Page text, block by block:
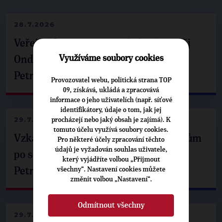
28.7.2026
Veřejné finance, euro i školství. Matěj
Ondřej Havel jednal s prezidentem
Petrem Pavlem
29.7.2026
Vzkaz Matěje Ondřeje Havla příznivcům
po setkání s prezidentem republiky
Petrem Pavlem
29.7.2026
Využíváme soubory cookies
Provozovatel webu, politická strana TOP
09, získává, ukládá a zpracovává
informace o jeho uživatelích (např. síťové
identifikátory, údaje o tom, jak jej
procházejí nebo jaký obsah je zajímá). K
tomuto účelu využívá soubory cookies.
Pro některé účely zpracování těchto
údajů je vyžadován souhlas uživatele,
který vyjádříte volbou „Přijmout
všechny“. Nastavení cookies můžete
změnit volbou „Nastavení“.
Odmítnout všechny